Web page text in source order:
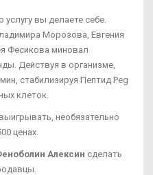
вы делаете себе.
Морозова, Евгения
Фесикова миновал
Действуя в организме,
стабилизируя Пептид Peg
клеток.
необязательно
ценах.
Алексин сделать